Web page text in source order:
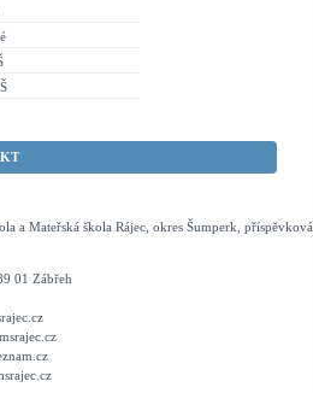
a Mateřská škola Rájec, okres Šumperk, příspěvková
01 Zábřeh